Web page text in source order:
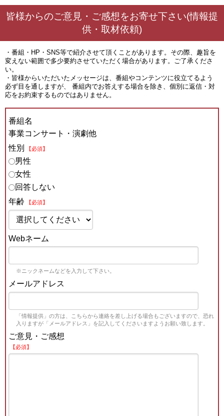
皆様からのご意見・ご感想をお寄せ下さい(情報提
供・取材依頼)
・番組・HP・SNS等で紹介させて頂くことがあります。その際、趣旨を
変えない範囲で多少要約させていただく場合があります。ご了承くださ
い。
・皆様からいただいたメッセージは、番組やコンテンツに役立てるよう
必ず目を通しますが、 番組内でお答えする場合を除き、個別に返信・対
応をお約束するものではありません。
番組名
事業コンサート・演劇他
性別
【必須】
男性
女性
回答しない
年齢
【必須】
Webネーム
※ニックネームなどを入力して下さい。
メールアドレス
「情報提供」の方は、こちらから連絡を差し上げる場合もございますので、恐れ
入りますが「メールアドレス」を記入してくださいますようお願い致します。
ご意見・ご感想
【必須】